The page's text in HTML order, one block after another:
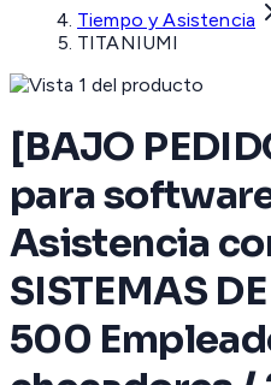
Tiempo y Asistencia
TITANIUMI
[BAJO
para
Asistencia
SISTEMAS
500